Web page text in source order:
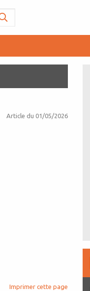
Article du 01/05/2026
Imprimer cette page